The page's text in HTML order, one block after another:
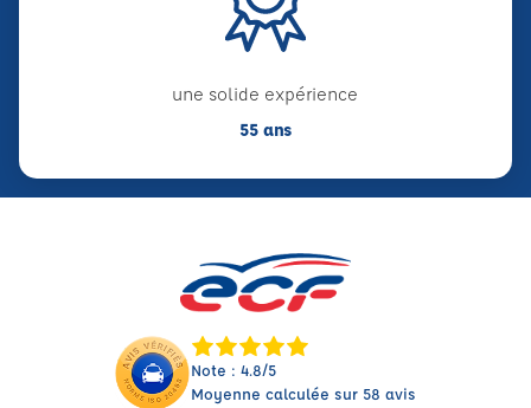
une solide expérience
55 ans
Note : 4.8/5
Moyenne calculée sur 58 avis